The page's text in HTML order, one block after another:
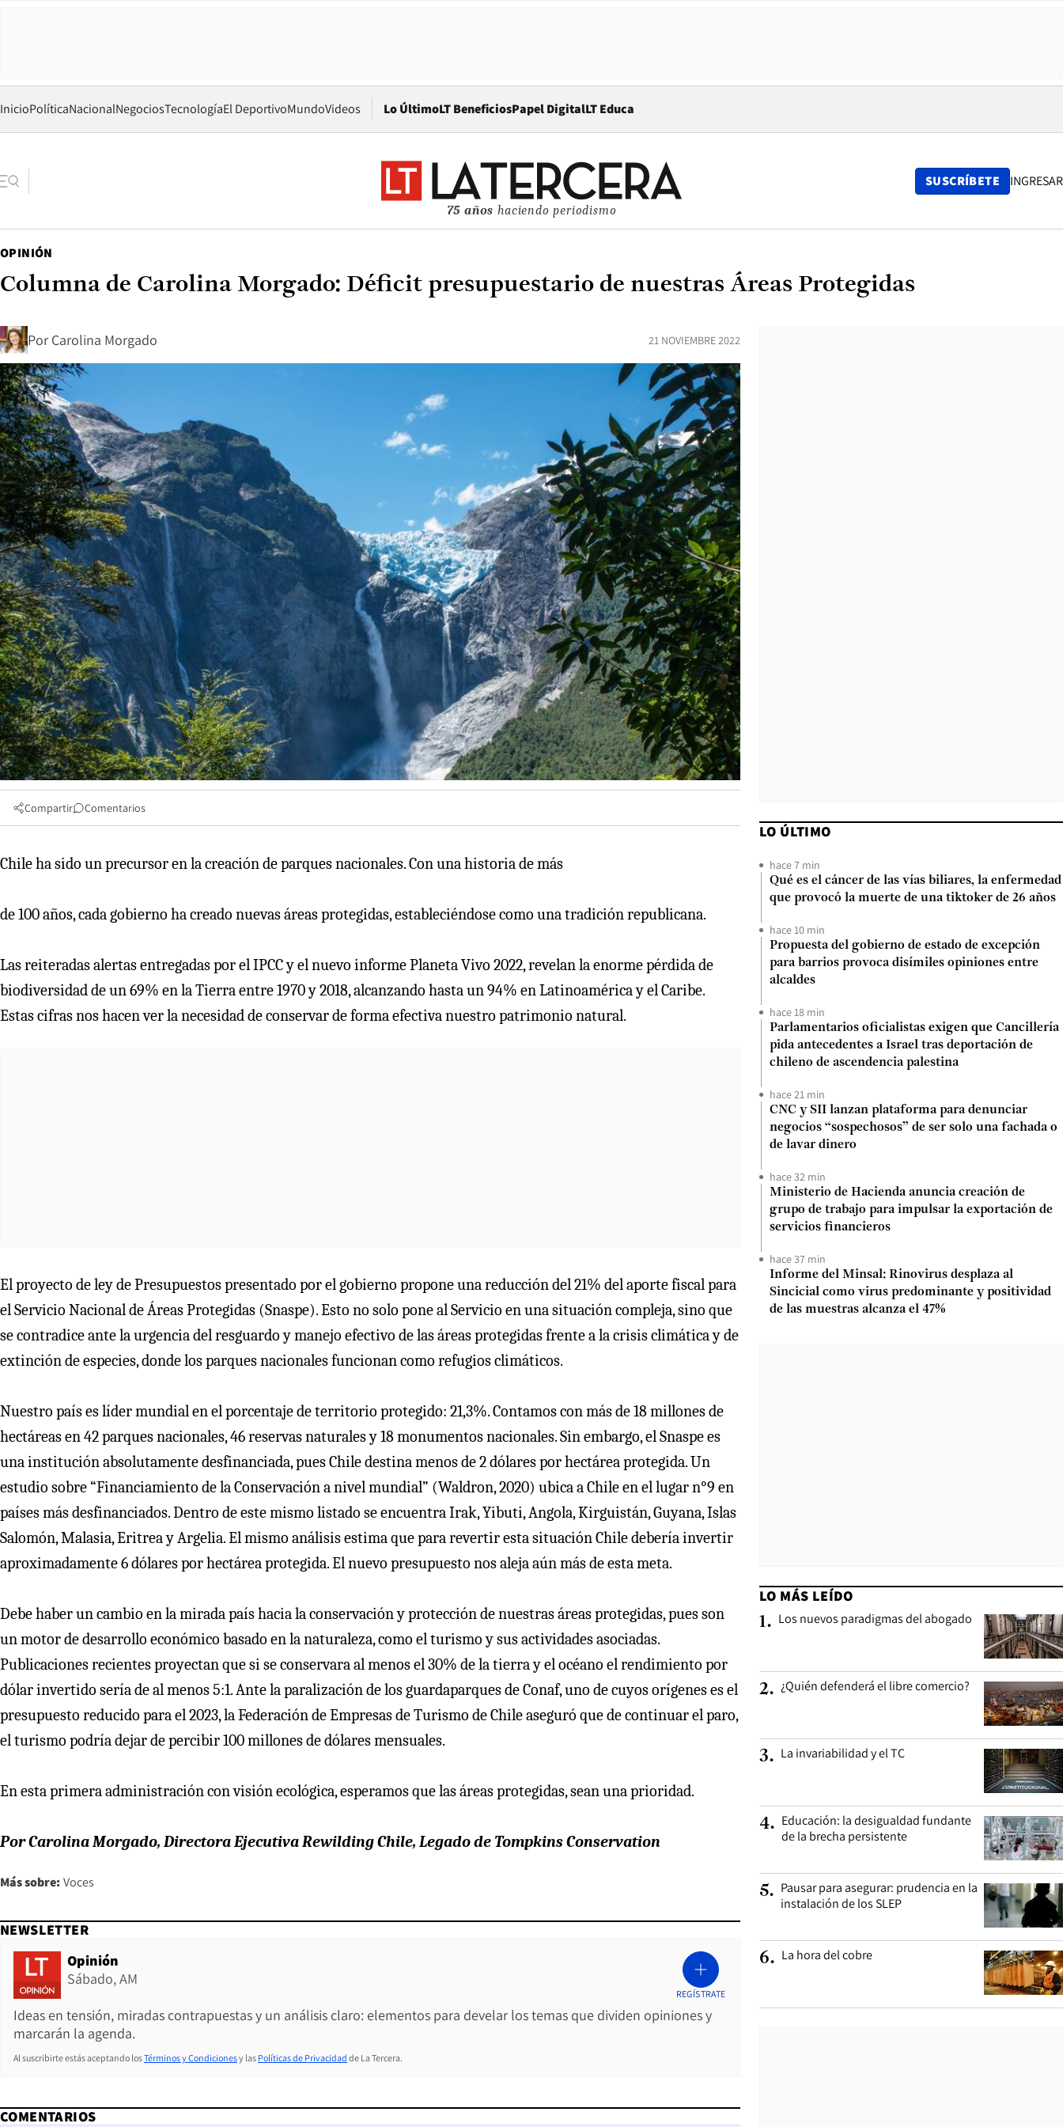
InicioPolíticaNacionalNegociosTecnologíaEl DeportivoMundoVideos Lo ÚltimoLT BeneficiosPapel DigitalOpens in new window
LT Educa
75 años haciendo periodismo
SUSCRÍBETE INGRESAR
OPINIÓN
Columna de Carolina Morgado: Déficit presupuestario de nuestras Áreas Protegidas
Por Carolina Morgado 21 NOVIEMBRE 2022
Compartir Comentarios
Chile ha sido un precursor en la creación de parques nacionales. Con una historia de más
de 100 años, cada gobierno ha creado nuevas áreas protegidas, estableciéndose como una tradición republicana.
Las reiteradas alertas entregadas por el IPCC y el nuevo informe Planeta Vivo 2022, revelan la enorme pérdida de
biodiversidad de un 69% en la Tierra entre 1970 y 2018, alcanzando hasta un 94% en Latinoamérica y el Caribe.
Estas cifras nos hacen ver la necesidad de conservar de forma efectiva nuestro patrimonio natural.
El proyecto de ley de Presupuestos presentado por el gobierno propone una reducción del 21% del aporte fiscal para
el Servicio Nacional de Áreas Protegidas (Snaspe). Esto no solo pone al Servicio en una situación compleja, sino que
se contradice ante la urgencia del resguardo y manejo efectivo de las áreas protegidas frente a la crisis climática y de
extinción de especies, donde los parques nacionales funcionan como refugios climáticos.
Nuestro país es líder mundial en el porcentaje de territorio protegido: 21,3%. Contamos con más de 18 millones de
hectáreas en 42 parques nacionales, 46 reservas naturales y 18 monumentos nacionales. Sin embargo, el Snaspe es
una institución absolutamente desfinanciada, pues Chile destina menos de 2 dólares por hectárea protegida. Un
estudio sobre “Financiamiento de la Conservación a nivel mundial” (Waldron, 2020) ubica a Chile en el lugar n°9 en
países más desfinanciados. Dentro de este mismo listado se encuentra Irak, Yibuti, Angola, Kirguistán, Guyana, Islas
Salomón, Malasia, Eritrea y Argelia. El mismo análisis estima que para revertir esta situación Chile debería invertir
aproximadamente 6 dólares por hectárea protegida. El nuevo presupuesto nos aleja aún más de esta meta.
Debe haber un cambio en la mirada país hacia la conservación y protección de nuestras áreas protegidas, pues son
un motor de desarrollo económico basado en la naturaleza, como el turismo y sus actividades asociadas.
Publicaciones recientes proyectan que si se conservara al menos el 30% de la tierra y el océano el rendimiento por
dólar invertido sería de al menos 5:1. Ante la paralización de los guardaparques de Conaf, uno de cuyos orígenes es el
presupuesto reducido para el 2023, la Federación de Empresas de Turismo de Chile aseguró que de continuar el paro,
el turismo podría dejar de percibir 100 millones de dólares mensuales.
En esta primera administración con visión ecológica, esperamos que las áreas protegidas, sean una prioridad.
Por Carolina Morgado, Directora Ejecutiva Rewilding Chile, Legado de Tompkins Conservation
Más sobre: Voces
NEWSLETTER
Opinión
Sábado, AM
Ideas en tensión, miradas contrapuestas y un análisis claro: elementos para develar los temas que dividen opiniones y
marcarán la agenda.
REGÍSTRATE
Al suscribirte estás aceptando losTérminos y Condicionesy las Políticas de Privacidad de La Tercera.
COMENTARIOS
LO ÚLTIMO
hace 7 min
Qué es el cáncer de las vías biliares, la enfermedad
que provocó la muerte de una tiktoker de 26 años
hace 10 min
Propuesta del gobierno de estado de excepción
para barrios provoca disímiles opiniones entre
alcaldes
hace 18 min
Parlamentarios oficialistas exigen que Cancillería
pida antecedentes a Israel tras deportación de
chileno de ascendencia palestina
hace 21 min
CNC y SII lanzan plataforma para denunciar
negocios “sospechosos” de ser solo una fachada o
de lavar dinero
hace 32 min
Ministerio de Hacienda anuncia creación de
grupo de trabajo para impulsar la exportación de
servicios financieros
hace 37 min
Informe del Minsal: Rinovirus desplaza al
Sincicial como virus predominante y positividad
de las muestras alcanza el 47%
LO MÁS LEÍDO
1. Los nuevos paradigmas del abogado
2. ¿Quién defenderá el libre comercio?
3. La invariabilidad y el TC
4. Educación: la desigualdad fundante
de la brecha persistente
5. Pausar para asegurar: prudencia en la
instalación de los SLEP
6. La hora del cobre